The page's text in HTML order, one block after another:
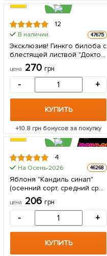
12
В наличии. 47675
Эксклюзив! Гинкго билоба с
блестящей листвой "Доктор
Мэдисон" (Doctor Madison)
(премиальный,
морозостойкий сорт) 1
саженец в упаковке
цена 270грн
- +
КУПИТЬ
+10.8грн бонусов за покупку
4
На Осень-2026 46268
Яблоня "Кандиль синап"
(осенний сорт, средний срок
созревания) 1 саженец в
упаковке
цена 206грн
- +
КУПИТЬ